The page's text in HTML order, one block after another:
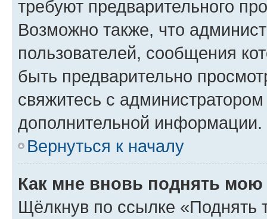
требуют предварительного
Возможно также, что
пользователей, сообщения
быть предварительно
свяжитесь с
дополнительной информации.
Вернуться к началу
Как мне вновь поднять мою
Щёлкнув по ссылке «Поднять